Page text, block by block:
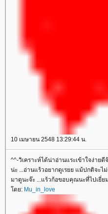
10 เมษายน 2548 13:29:44 น.
^^-วิเคราะห์ได้น่าอ่านแระเข้าใจง่าย
น่ะ ...อ่านแร้วอยากดูเรยย แม้ปกติจะ
มาดูนะจ๊ะ ...แร้วก้อขอบคุณนะที่ไปเยี่ย
ดย: Mu_in_love